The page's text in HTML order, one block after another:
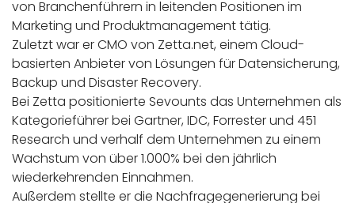
von Branchenführern in leitenden Positionen im
Marketing und Produktmanagement tätig.
Zuletzt war er CMO von Zetta.net, einem Cloud-
basierten Anbieter von Lösungen für Datensicherung,
Backup und Disaster Recovery.
Bei Zetta positionierte Sevounts das Unternehmen als
Kategorieführer bei Gartner, IDC, Forrester und 451
Research und verhalf dem Unternehmen zu einem
Wachstum von über 1.000% bei den jährlich
wiederkehrenden Einnahmen.
Außerdem stellte er die Nachfragegenerierung bei